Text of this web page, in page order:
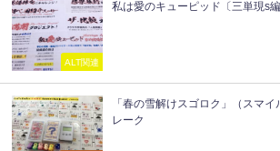
ALT関連
私は愛のキューピッド〔三単現s編
「春の雪解けスゴロク」（スマ
レーク